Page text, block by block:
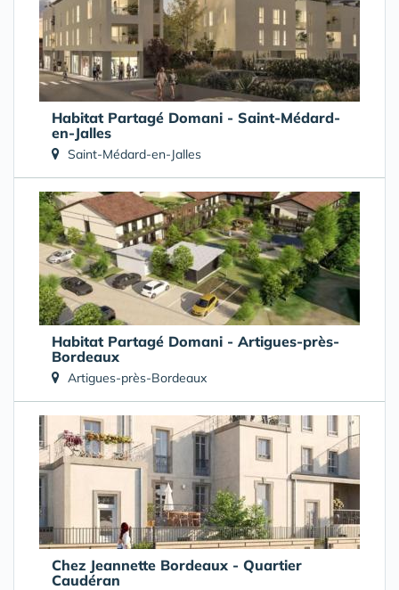
Habitat Partagé Domani - Saint-Médard-
en-Jalles
Saint-Médard-en-Jalles
Habitat Partagé Domani - Artigues-près-
Bordeaux
Artigues-près-Bordeaux
Chez Jeannette Bordeaux - Quartier
Caudéran